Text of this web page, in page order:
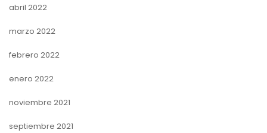
abril 2022
marzo 2022
febrero 2022
enero 2022
noviembre 2021
septiembre 2021